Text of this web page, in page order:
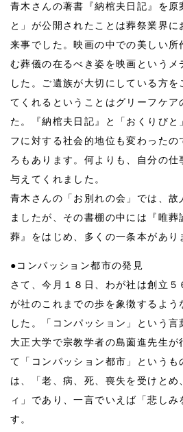
青木さんの著書『納棺夫日記』を原
と」が公開されたことは葬祭業界に
来事でした。映画の中での美しい所
む葬儀の在るべき姿を映画というメ
した。ご遺族が大切にしている方を
てくれるということはグリーフケア
た。『納棺夫日記』と「おくりびと
フに対する社会的地位も変わったの
ろもあります。何よりも、自分の仕
与えてくれました。
青木さんの「お別れの会」では、故
ましたが、その書棚の中には『唯
葬』をはじめ、多くの一条本があり
●コンパッション都市の発見
さて、今月１８日、わが社は創立５
が社のこれまでの歩を象徴するよう
した。「コンパッション」という言
大正大学で宗教学者の島薗進先生が
て「コンパッション都市」というも
は、「老、病、死、喪失を受けとめ
ィ」であり、一言でいえば「悲し
す。